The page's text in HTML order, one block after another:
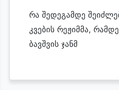
რა შედეგამდე
კვების რეჟიმმა,
ბავშვის ჯანმ